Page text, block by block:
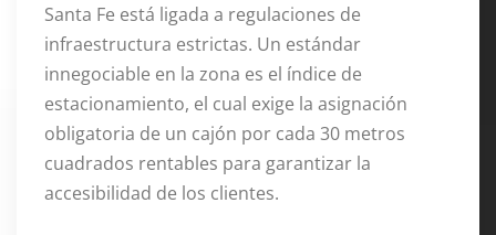
Santa Fe está ligada a regulaciones de
infraestructura estrictas. Un estándar
innegociable en la zona es el índice de
estacionamiento, el cual exige la asignación
obligatoria de un cajón por cada 30 metros
cuadrados rentables para garantizar la
accesibilidad de los clientes.